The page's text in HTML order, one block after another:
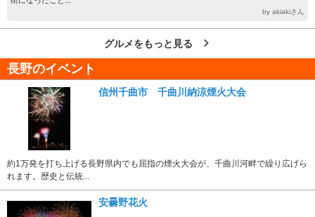
by akiakiさん
グルメをもっと見る
長野のイベント
信州千曲市 千曲川納涼煙火大会
約1万発を打ち上げる長野県内でも屈指の煙火大会が、千曲川河畔で繰り広げら
れます。歴史と伝統...
安曇野花火